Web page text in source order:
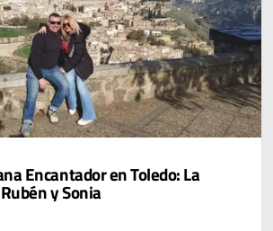
Encantador en Toledo: La
y Sonia